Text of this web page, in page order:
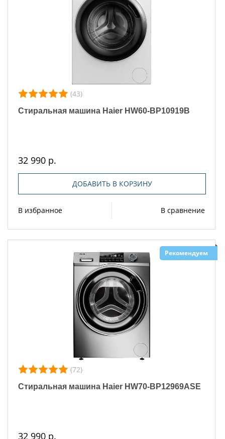
(43)
Стиральная машина Haier HW60-BP10919B
32 990 р.
ДОБАВИТЬ В КОРЗИНУ
В избранное В сравнение
Рекомендуем
(72)
Стиральная машина Haier HW70-BP12969ASE
32 990 р.